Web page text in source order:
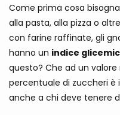
Come prima cosa
alla pasta, alla pizza o
con farine raffinate, gli
hanno un indice
questo? Che ad un
percentuale di zuccheri è
anche a chi deve tenere